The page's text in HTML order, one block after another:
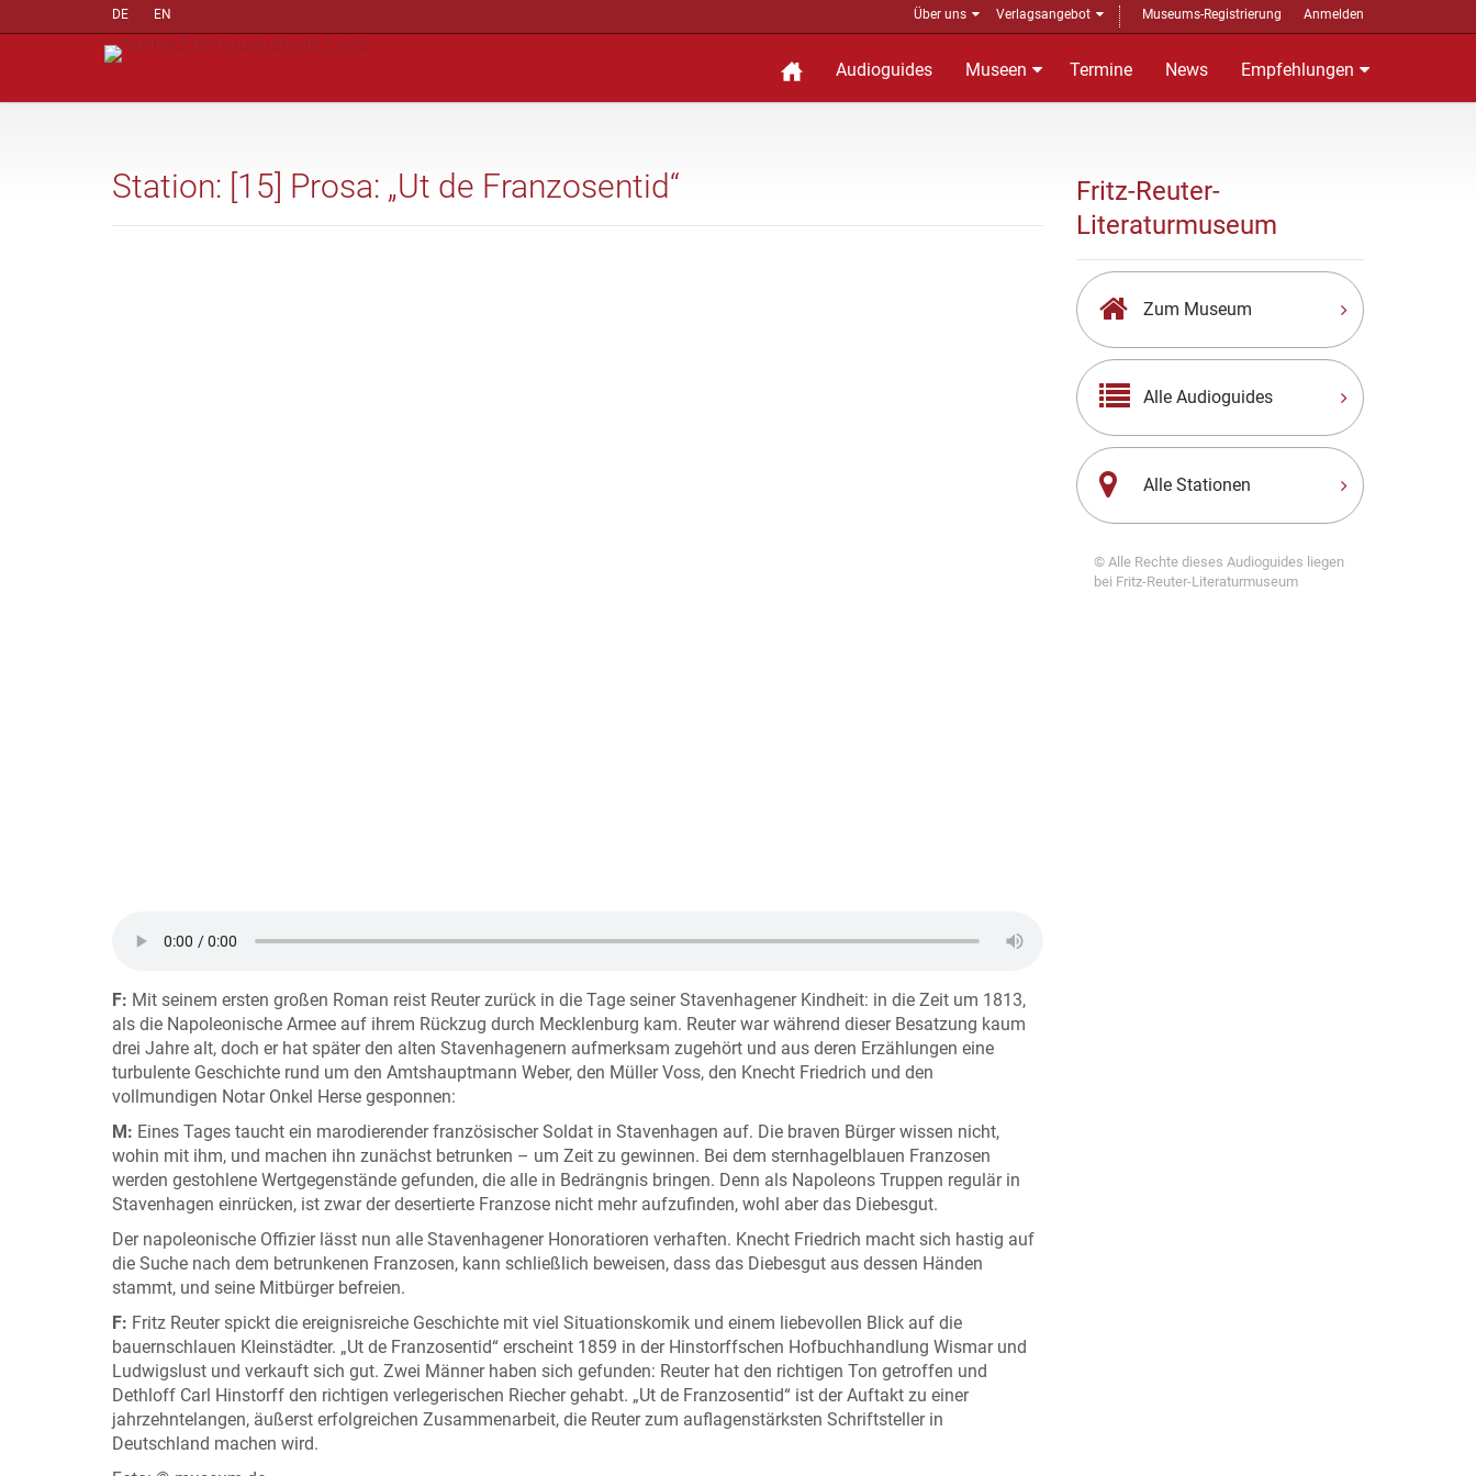
DE EN Über uns Verlagsangebot Museums-Registrierung Anmelden
Audioguides Museen Termine News Empfehlungen
Station: [15] Prosa: „Ut de Franzosentid“
F: Mit seinem ersten großen Roman reist Reuter zurück in die Tage seiner Stavenhagener Kindheit: in die Zeit um 1813,
als die Napoleonische Armee auf ihrem Rückzug durch Mecklenburg kam. Reuter war während dieser Besatzung kaum
drei Jahre alt, doch er hat später den alten Stavenhagenern aufmerksam zugehört und aus deren Erzählungen eine
turbulente Geschichte rund um den Amtshauptmann Weber, den Müller Voss, den Knecht Friedrich und den
vollmundigen Notar Onkel Herse gesponnen:
M: Eines Tages taucht ein marodierender französischer Soldat in Stavenhagen auf. Die braven Bürger wissen nicht,
wohin mit ihm, und machen ihn zunächst betrunken – um Zeit zu gewinnen. Bei dem sternhagelblauen Franzosen
werden gestohlene Wertgegenstände gefunden, die alle in Bedrängnis bringen. Denn als Napoleons Truppen regulär in
Stavenhagen einrücken, ist zwar der desertierte Franzose nicht mehr aufzufinden, wohl aber das Diebesgut.
Der napoleonische Offizier lässt nun alle Stavenhagener Honoratioren verhaften. Knecht Friedrich macht sich hastig auf
die Suche nach dem betrunkenen Franzosen, kann schließlich beweisen, dass das Diebesgut aus dessen Händen
stammt, und seine Mitbürger befreien.
F: Fritz Reuter spickt die ereignisreiche Geschichte mit viel Situationskomik und einem liebevollen Blick auf die
bauernschlauen Kleinstädter. „Ut de Franzosentid“ erscheint 1859 in der Hinstorffschen Hofbuchhandlung Wismar und
Ludwigslust und verkauft sich gut. Zwei Männer haben sich gefunden: Reuter hat den richtigen Ton getroffen und
Dethloff Carl Hinstorff den richtigen verlegerischen Riecher gehabt. „Ut de Franzosentid“ ist der Auftakt zu einer
jahrzehntelangen, äußerst erfolgreichen Zusammenarbeit, die Reuter zum auflagenstärksten Schriftsteller in
Deutschland machen wird.
Fritz-Reuter-
Literaturmuseum
Zum Museum
Alle Audioguides
Alle Stationen
© Alle Rechte dieses Audioguides liegen
bei Fritz-Reuter-Literaturmuseum